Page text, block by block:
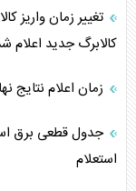
کالابرگ جدید اعلام
زمان اعلام نتایج
استعلام